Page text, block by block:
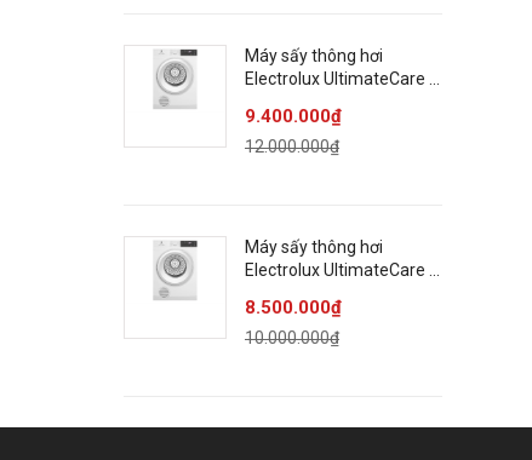
Máy sấy thông hơi
Electrolux UltimateCare 9
9.400.000₫
12.000.000₫
Máy sấy thông hơi
Electrolux UltimateCare 9
8.500.000₫
10.000.000₫